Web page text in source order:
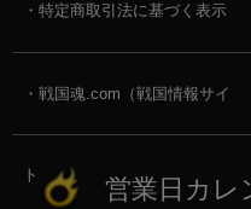
特定商取引法に基づく表示
戦国魂.com（戦国情報サイ
ト） 営業日カレ